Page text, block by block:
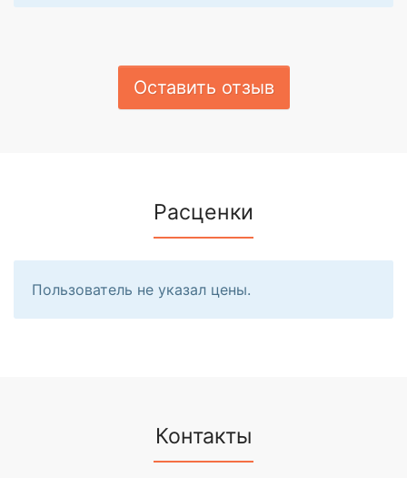
Оставить отзыв
Расценки
Пользователь не указал цены.
Контакты